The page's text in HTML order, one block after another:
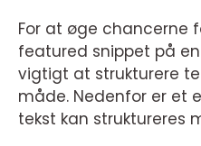
For at øge chancerne
featured snippet på
vigtigt at strukturere
måde. Nedenfor er et
tekst kan struktureres